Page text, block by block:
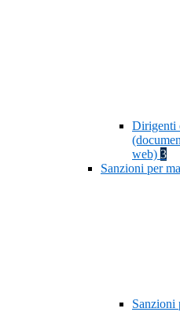
Dirigenti
web) 3
Sanzioni per
Sanzioni